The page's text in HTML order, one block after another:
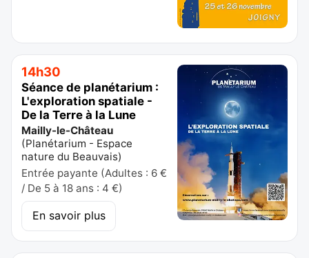
14h30
Séance de planétarium :
L'exploration spatiale -
De la Terre à la Lune
Mailly-le-Château
(Planétarium - Espace
nature du Beauvais)
Entrée payante (Adultes : 6 €
/ De 5 à 18 ans : 4 €)
En savoir plus